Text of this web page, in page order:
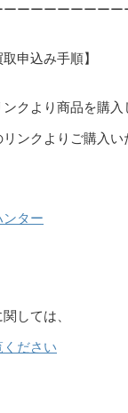
ーーーーーーー
申込み手順】
クより商品を購入
リンクよりご購入
ンター
しては、
ださい